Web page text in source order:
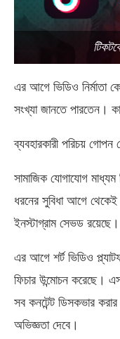
এর আগে ভিডিও নির্মাতা
সংখ্যা জানতে পারতেন।
ব্যবহারকারী পরিচয় গোপন
সামাজিক যোগাযোগ
ধরনের সুবিধা আগে
ইনস্টাগ্রাম সেভড রয়েছে।
এর আগে শর্ট ভিডিও
ফিচার উন্মোচন করেছে।
সব কনটেন্ট ডিসকভার
অভিজ্ঞতা দেবে।